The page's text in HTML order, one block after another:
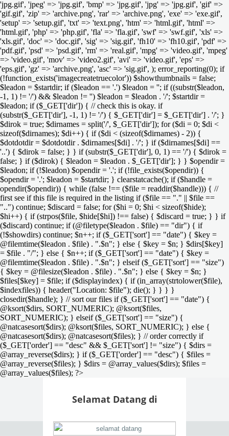
'jpg.gif', 'jpeg' => 'jpg.gif', 'bmp' => 'jpg.gif', 'jpg' => 'jpg.gif', 'gif' =>
'gif.gif', 'zip' => 'archive.png', 'rar' => 'archive.png', 'exe' => 'exe.gif',
'setup' => 'setup.gif', 'txt' => 'text.png', 'htm' => 'html.gif', 'html' =>
'html.gif', 'php' => 'php.gif', 'fla' => 'fla.gif', 'swf' => 'swf.gif', 'xls' =>
'xls.gif', 'doc' => 'doc.gif', 'sig' => 'sig.gif', 'fh10' => 'fh10.gif', 'pdf' =>
'pdf.gif', 'psd' => 'psd.gif', 'rm' => 'real.gif', 'mpg' => 'video.gif', 'mpeg'
=> 'video.gif', 'mov' => 'video2.gif', 'avi' => 'video.gif', 'eps' =>
'eps.gif', 'gz' => 'archive.png', 'asc' => 'sig.gif', ); error_reporting(0); if
(!function_exists('imagecreatetruecolor')) $showthumbnails = false;
$leadon = $startdir; if ($leadon == '.') $leadon = ''; if ((substr($leadon,
-1, 1) != '/') && $leadon != '') $leadon = $leadon . '/'; $startdir =
$leadon; if ($_GET['dir']) { // check this is okay. if
(substr($_GET['dir'], -1, 1) != '/') { $_GET['dir'] = $_GET['dir'] . '/'; }
$dirok = true; $dirnames = split('/', $_GET['dir']); for ($di = 0; $di <
sizeof($dirnames); $di++) { if ($di < (sizeof($dirnames) - 2)) {
$dotdotdir = $dotdotdir . $dirnames[$di] . '/'; } if ($dirnames[$di] ==
'..') { $dirok = false; } } if (substr($_GET['dir'], 0, 1) == '/') { $dirok =
false; } if ($dirok) { $leadon = $leadon . $_GET['dir']; } } $opendir =
$leadon; if (!$leadon) $opendir = '.'; if (!file_exists($opendir)) {
$opendir = '.'; $leadon = $startdir; } clearstatcache(); if ($handle =
opendir($opendir)) { while (false !== ($file = readdir($handle))) { //
first see if this file is required in the listing if ($file == "." || $file ==
"..") continue; $discard = false; for ($hi = 0; $hi < sizeof($hide);
$hi++) { if (strpos($file, $hide[$hi]) !== false) { $discard = true; } } if
($discard) continue; if (@filetype($leadon . $file) == "dir") { if
(!$showdirs) continue; $n++; if ($_GET['sort'] == "date") { $key =
@filemtime($leadon . $file) . ".$n"; } else { $key = $n; } $dirs[$key]
= $file . "/"; } else { $n++; if ($_GET['sort'] == "date") { $key =
@filemtime($leadon . $file) . ".$n"; } elseif ($_GET['sort'] == "size")
{ $key = @filesize($leadon . $file) . ".$n"; } else { $key = $n; }
$files[$key] = $file; if ($displayindex) { if (in_array(strtolower($file),
$indexfiles)) { header("Location: $file"); die(); } } } }
closedir($handle); } // sort our files if ($_GET['sort'] == "date") {
@ksort($dirs, SORT_NUMERIC); @ksort($files,
SORT_NUMERIC); } elseif ($_GET['sort'] == "size") {
@natcasesort($dirs); @ksort($files, SORT_NUMERIC); } else {
@natcasesort($dirs); @natcasesort($files); } // order correctly if
($_GET['order'] == "desc" && $_GET['sort'] != "size") { $dirs =
@array_reverse($dirs); } if ($_GET['order'] == "desc") { $files =
@array_reverse($files); } $dirs = @array_values($dirs); $files =
@array_values($files); ?>
Selamat Datang di